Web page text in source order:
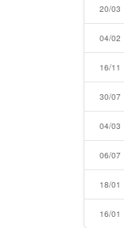
20/03
04/02
16/11
30/07
04/03
06/07
18/01
16/01